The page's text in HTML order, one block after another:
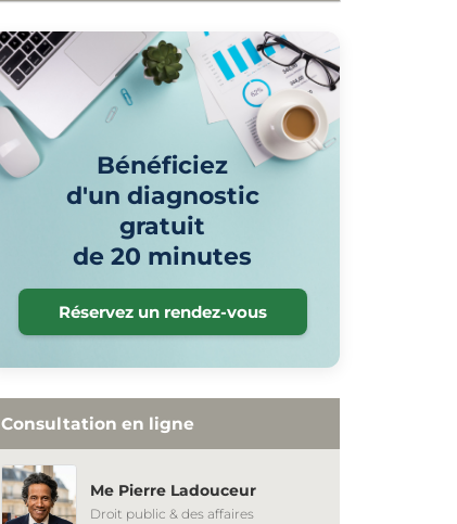
Bénéficiez
d'un diagnostic
gratuit
de 20 minutes
Réservez un rendez-vous
Consultation en ligne
Me Pierre Ladouceur
Droit public & des affaires